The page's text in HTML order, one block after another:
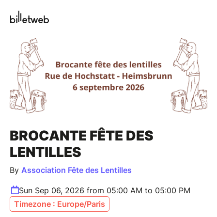
BROCANTE FÊTE DES
LENTILLES
By Association Fête des Lentilles
Sun Sep 06, 2026 from 05:00 AM to 05:00 PM
Timezone : Europe/Paris